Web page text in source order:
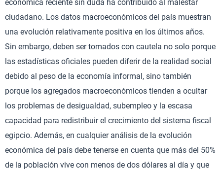
económica reciente sin duda ha contribuido al malestar
ciudadano. Los datos macroeconómicos del país muestran
una evolución relativamente positiva en los últimos años.
Sin embargo, deben ser tomados con cautela no solo porque
las estadísticas oficiales pueden diferir de la realidad social
debido al peso de la economía informal, sino también
porque los agregados macroeconómicos tienden a ocultar
los problemas de desigualdad, subempleo y la escasa
capacidad para redistribuir el crecimiento del sistema fiscal
egipcio. Además, en cualquier análisis de la evolución
económica del país debe tenerse en cuenta que más del 50%
de la población vive con menos de dos dólares al día y que